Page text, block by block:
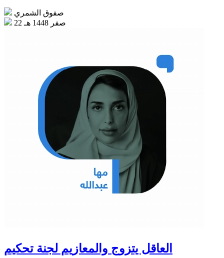
صفوق الشمري
22 صفر 1448 هـ
العاقل يتزوج والمعازيم لجنة تحكيم